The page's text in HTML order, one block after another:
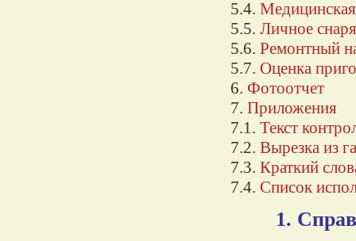
5.4. Медицинская
5.5. Личное
5.6. Ремонтный
5.7. Оценка
6. Фотоотчет
7. Приложения
7.1. Текст
7.2. Вырезка из
7.3. Краткий
7.4. Список
1.